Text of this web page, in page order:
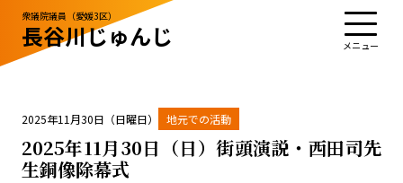
衆議院議員（愛媛3区）
長谷川じゅんじ
TOPプロフィール活動・実績
政治姿勢お知らせ応援する
2025年11月30日（日曜日） 地元での活動
2025年11月30日（日）街頭演説・西田司先
生銅像除幕式